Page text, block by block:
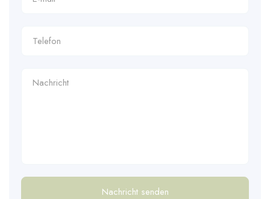
Nachricht senden